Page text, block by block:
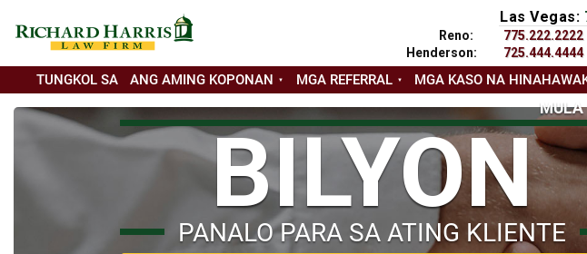
Las Vegas:
Reno:
775.222.2222
Henderson:
725.444.4444
TUNGKOL SA ANG AMING KOPONAN MGA REFERRAL MGA KASO NA
BILYON
PANALO PARA SA ATING KLIENTE